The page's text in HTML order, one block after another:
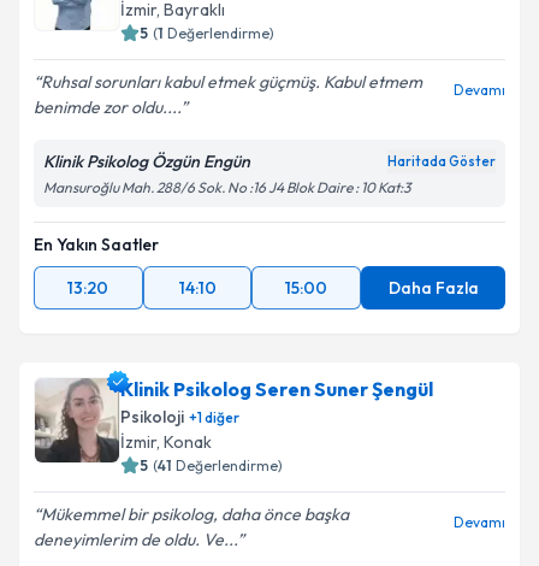
İzmir, Bayraklı
5 (1 Değerlendirme)
Ruhsal sorunları kabul etmek güçmüş. Kabul etmem
benimde zor oldu....
Devamı
Klinik Psikolog Özgün Engün Haritada Göster
Mansuroğlu Mah. 288/6 Sok. No :16 J4 Blok Daire : 10 Kat:3
En Yakın Saatler
13:20
14:10 15:00 Daha Fazla
Klinik Psikolog Seren Suner Şengül
Psikoloji +1diğer
İzmir, Konak
5 (41 Değerlendirme)
Mükemmel bir psikolog, daha önce başka
deneyimlerim de oldu. Ve...
Devamı